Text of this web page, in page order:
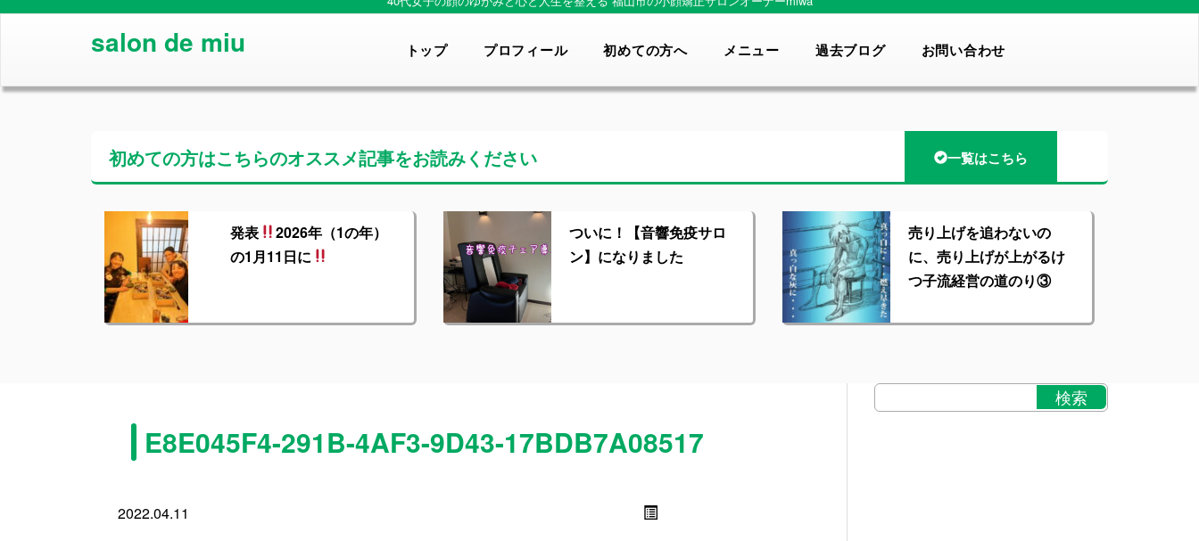
salon de miu トップ プロフィール 初めての方へ メニュー 過去ブログ お問い合わせ
初めての方はこちらのオススメ記事をお読みください 一覧はこちら
発表
2026年（1の年）
の1月11日に
ついに！【音響免疫サロ
ン】になりました
売り上げを追わないの
に、売り上げが上がるけ
つ子流経営の道のり③
E8E045F4-291B-4AF3-9D43-17BDB7A08517
2022.04.11